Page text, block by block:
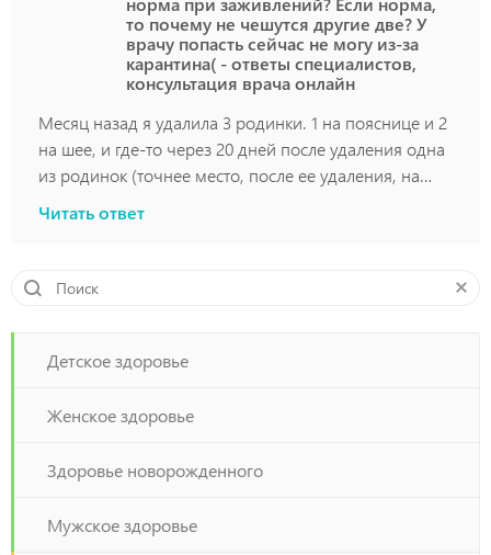
то почему не чешутся другие две? У
врачу попасть сейчас не могу из-за
карантина( - ответы специалистов,
консультация врача онлайн
Месяц назад я удалила 3 родинки. 1 на пояснице и 2
на шее, и где-то через 20 дней после удаления одна
из родинок (точнее место, после ее удаления, на
никаких ямок и ничего такого. Зуд может быть
другие две? У врачу попасть сейчас не могу из-за
Читать ответ
Детское здоровье
Женское здоровье
Здоровье новорожденного
Мужское здоровье